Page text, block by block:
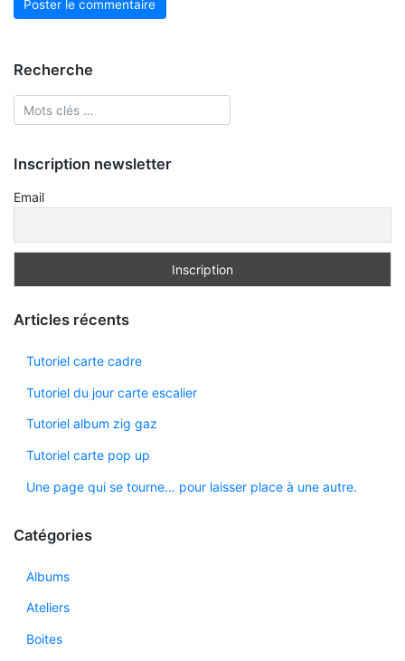
Recherche
Inscription newsletter
Email
Articles récents
Tutoriel carte cadre
Tutoriel du jour carte escalier
Tutoriel album zig gaz
Tutoriel carte pop up
Une page qui se tourne… pour laisser place à une autre.
Catégories
Albums
Ateliers
Boites